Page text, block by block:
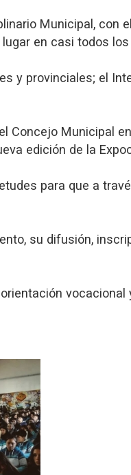
Municipal, con
en casi todos
y provinciales; el
Concejo Municipal
edición de la
para que a
su difusión,
vocacional